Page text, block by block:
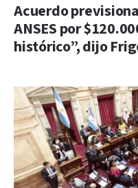
Acuerdo
ANSES por
histórico”, dijo